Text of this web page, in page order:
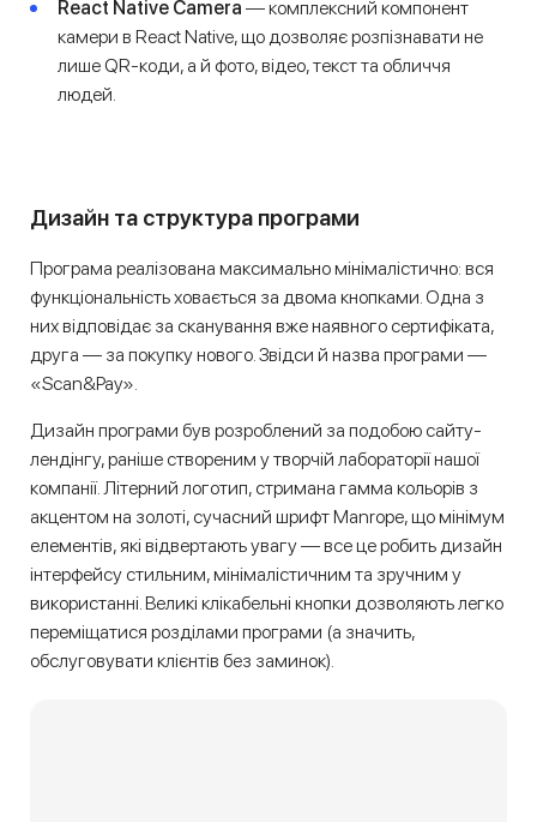
React Native Camera — комплексний компонент
камери в React Native, що дозволяє розпізнавати не
лише QR-коди, а й фото, відео, текст та обличчя
людей.
Дизайн та структура програми
Програма реалізована максимально мінімалістично: вся
функціональність ховається за двома кнопками. Одна з
них відповідає за сканування вже наявного сертифіката,
друга — за покупку нового. Звідси й назва програми —
«Scan&Pay».
Дизайн програми був розроблений за подобою сайту-
лендінгу, раніше створеним у творчій лабораторії нашої
компанії. Літерний логотип, стримана гамма кольорів з
акцентом на золоті, сучасний шрифт Manrope, що мінімум
елементів, які відвертають увагу — все це робить дизайн
інтерфейсу стильним, мінімалістичним та зручним у
використанні. Великі клікабельні кнопки дозволяють легко
переміщатися розділами програми (а значить,
обслуговувати клієнтів без заминок).